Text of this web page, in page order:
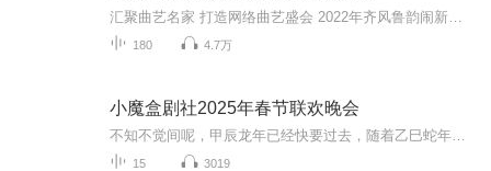
180 4.7万
小魔盒剧社2025年春节联欢晚会
15 3019